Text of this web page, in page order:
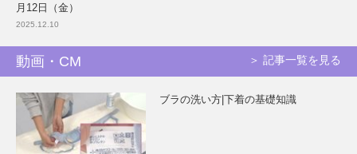
企業情報
SNSアカウント一覧
プレゼント・キャンペーン
月12日（金）
2025.12.10
動画・CM ＞ 記事一覧を見る
ブラの洗い方|下着の基礎知識